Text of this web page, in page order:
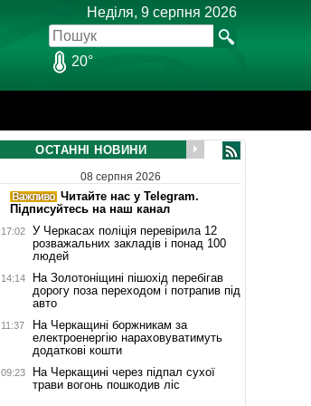
Неділя, 9 серпня 2026
20°
ОСТАННІ НОВИНИ
08 серпня 2026
Читайте нас у Telegram.
Підписуйтесь на наш канал
17:02
У Черкасах поліція перевірила 12
розважальних закладів і понад 100
людей
14:14
На Золотоніщині пішохід перебігав
дорогу поза переходом і потрапив під
авто
11:37
На Черкащині боржникам за
електроенергію нараховуватимуть
додаткові кошти
09:23
На Черкащині через підпал сухої
трави вогонь пошкодив ліс